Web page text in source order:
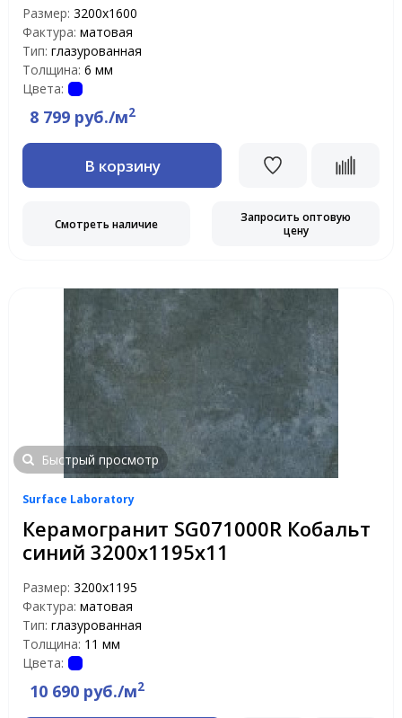
Размер: 3200x1600
Фактура: матовая
Тип: глазурованная
Толщина: 6 мм
Цвета:
8 799 руб./м2
В корзину
Смотреть наличие
Запросить оптовую
цену
Быстрый просмотр
Surface Laboratory
Керамогранит SG071000R Кобальт
синий 3200х1195х11
Размер: 3200x1195
Фактура: матовая
Тип: глазурованная
Толщина: 11 мм
Цвета:
10 690 руб./м2